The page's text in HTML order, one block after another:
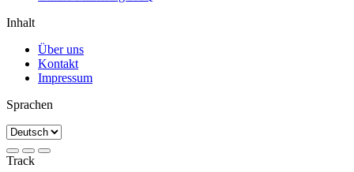
Inhalt
Über uns
Kontakt
Impressum
Sprachen
Track